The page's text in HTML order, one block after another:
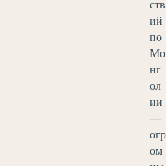
ств
ий
по
Мо
нг
ол
ии
—
огр
ом